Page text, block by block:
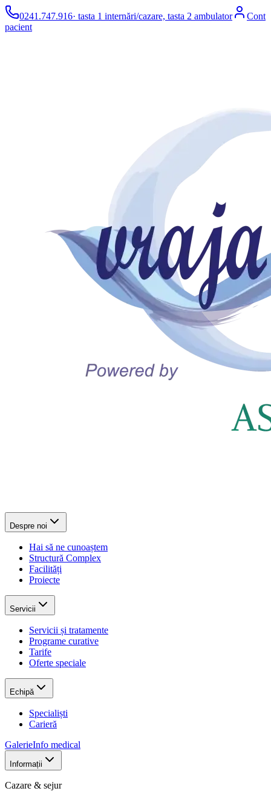
0241.747.916· tasta 1 internări/cazare, tasta 2 ambulator
Cont
pacient
Despre noi
Hai să ne cunoaștem
Structură Complex
Facilități
Proiecte
Servicii
Servicii și tratamente
Programe curative
Tarife
Oferte speciale
Echipă
Specialiști
Carieră
GalerieInfo medical
Informații
Cazare & sejur